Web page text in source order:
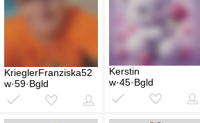
KrieglerFranziska52
w·59·Bgld
Kerstin
w·45·Bgld